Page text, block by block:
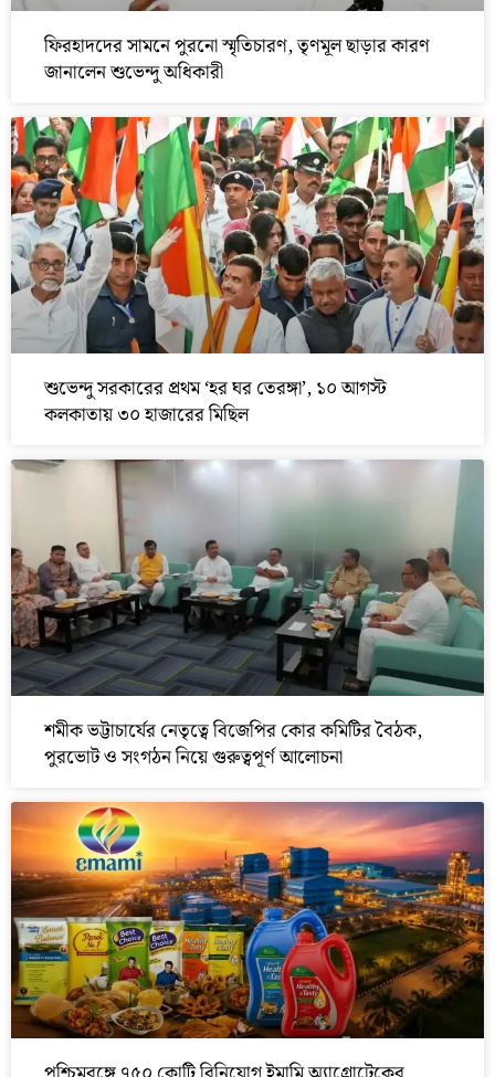
ফিরহাদদের সামনে পুরনো স্মৃতিচারণ, তৃণমূল ছাড়ার কারণ
জানালেন শুভেন্দু অধিকারী
শুভেন্দু সরকারের প্রথম ‘হর ঘর তেরঙ্গা’, ১০ আগস্ট
কলকাতায় ৩০ হাজারের মিছিল
শমীক ভট্টাচার্যের নেতৃত্বে বিজেপির কোর কমিটির বৈঠক,
পুরভোট ও সংগঠন নিয়ে গুরুত্বপূর্ণ আলোচনা